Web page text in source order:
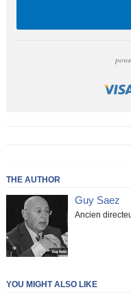
THE AUTHOR
Guy Saez
Ancien
YOU MIGHT ALSO LIKE